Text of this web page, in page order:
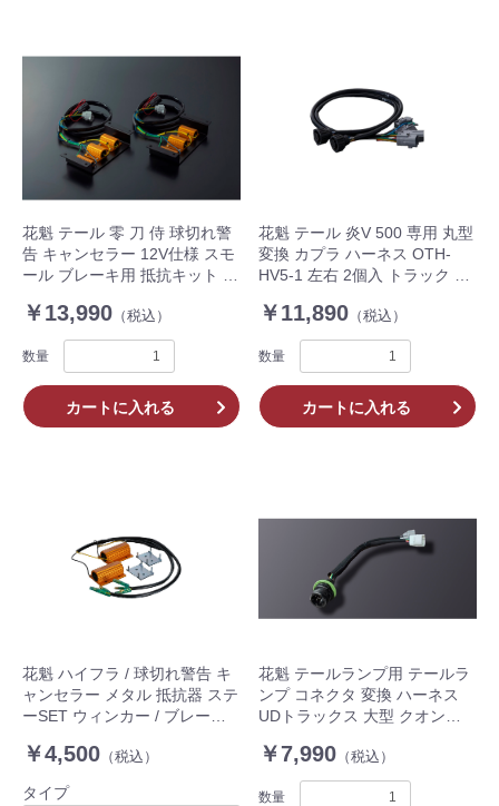
花魁 テール 零 刀 侍 球切れ警
告 キャンセラー 12V仕様 スモ
ール ブレーキ用 抵抗キット 左
V3
￥13,990 （税込）
数量
カートに入れる
花魁 テール 炎V 500 専用 丸型
変換 カプラ ハーネス OTH-
HV5-1 左右 2個入 トラック ボ
￥11,890 （税込）
数量
カートに入れる
花魁 ハイフラ / 球切れ警告 キ
ャンセラー メタル 抵抗器 ステ
ーSET ウィンカー / ブレーキ
ール用 80Ω OERO-80-24-SET
￥4,500 （税込）
タイプ
花魁 テールランプ用 テールラ
ンプ コネクタ 変換 ハーネス
UDトラックス 大型 クオン
L 左右 2個入 トラック
￥7,990 （税込）
数量